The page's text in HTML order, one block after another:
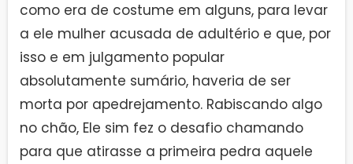
como era de costume em alguns, para levar
a ele mulher acusada de adultério e que, por
isso e em julgamento popular
absolutamente sumário, haveria de ser
morta por apedrejamento. Rabiscando algo
no chão, Ele sim fez o desafio chamando
para que atirasse a primeira pedra aquele